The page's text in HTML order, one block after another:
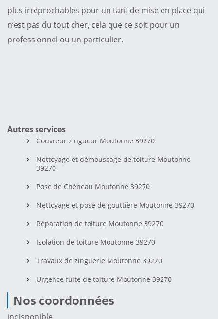
plus irréprochables pour un tarif de mise en place qui
n’est pas du tout cher, cela que ce soit pour un
professionnel ou un particulier.
Autres services
Couvreur zingueur Moutonne 39270
Nettoyage et démoussage de toiture Moutonne
39270
Pose de Chéneau Moutonne 39270
Nettoyage et pose de gouttière Moutonne 39270
Réparation de toiture Moutonne 39270
Isolation de toiture Moutonne 39270
Travaux de zinguerie Moutonne 39270
Urgence fuite de toiture Moutonne 39270
Nos coordonnées
indisponible